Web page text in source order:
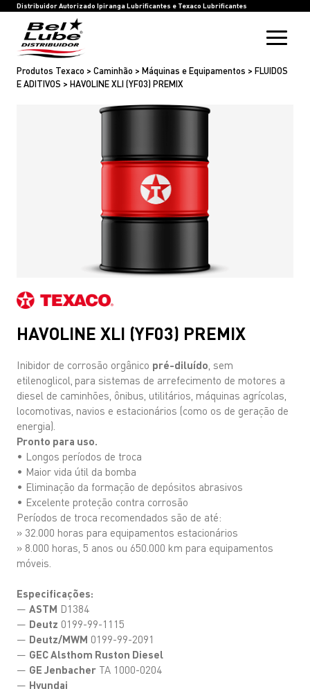
Distribuidor Autorizado Ipiranga Lubrificantes e Texaco Lubrificantes
HOME
BEL LUBE
BLOG
RASTREIE SUA COMPRA
INOVAÇÃO
SAC
IPIRANGA LUBRIFICANTES
TEXACO LUBRIFICANTES
Produtos Texaco > Caminhão > Máquinas e Equipamentos > FLUIDOS
E ADITIVOS > HAVOLINE XLI (YF03) PREMIX
HAVOLINE XLI (YF03) PREMIX
Inibidor de corrosão orgânico pré-diluído , sem
etilenoglicol, para sistemas de arrefecimento de motores a
diesel de caminhões, ônibus, utilitários, máquinas agrícolas,
locomotivas, navios e estacionários (como os de geração de
energia).
Pronto para uso.
• Longos períodos de troca
• Maior vida útil da bomba
• Eliminação da formação de depósitos abrasivos
• Excelente proteção contra corrosão
Períodos de troca recomendados são de até:
» 32.000 horas para equipamentos estacionários
» 8.000 horas, 5 anos ou 650.000 km para equipamentos
móveis.
Especificações:
— ASTM D1384
— Deutz 0199-99-1115
— Deutz/MWM 0199-99-2091
— GEC Alsthom Ruston Diesel
— GE Jenbacher TA 1000-0204
— Hyundai